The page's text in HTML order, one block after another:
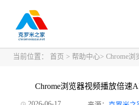
当前位置： 首页 > 帮助中心> Chrome浏览器
Chrome浏览器视频播放倍速